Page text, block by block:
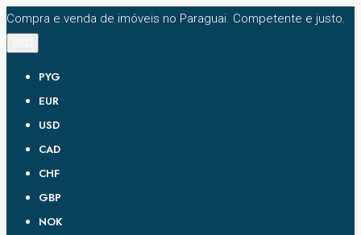
Compra e venda de imóveis no Paraguai. Competente e justo.
PYG
EUR
USD
CAD
CHF
GBP
NOK